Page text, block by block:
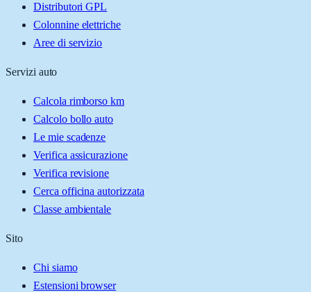
Distributori GPL
Colonnine elettriche
Aree di servizio
Servizi auto
Calcola rimborso km
Calcolo bollo auto
Le mie scadenze
Verifica assicurazione
Verifica revisione
Cerca officina autorizzata
Classe ambientale
Sito
Chi siamo
Estensioni browser